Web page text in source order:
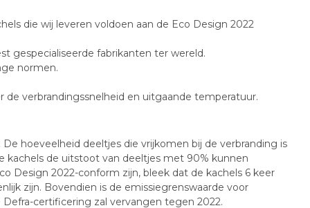
die wij leveren voldoen aan de Eco Design 2022
gespecialiseerde fabrikanten ter wereld.
normen.
verbrandingssnelheid en uitgaande temperatuur.
hoeveelheid deeltjes die vrijkomen bij de verbranding is
kachels de uitstoot van deeltjes met 90% kunnen
Design 2022-conform zijn, bleek dat de kachels 6 keer
zijn. Bovendien is de emissiegrenswaarde voor
certificering zal vervangen tegen 2022.